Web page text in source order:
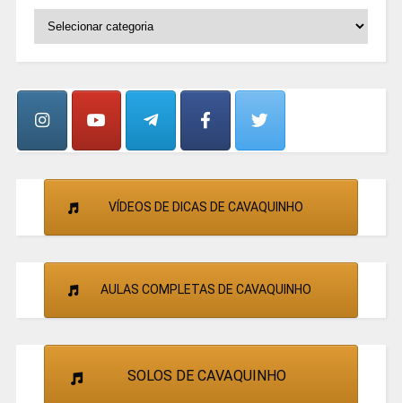
SELECIONE
CANTORES
VÍDEOS DE DICAS DE CAVAQUINHO
AULAS COMPLETAS DE CAVAQUINHO
SOLOS DE CAVAQUINHO